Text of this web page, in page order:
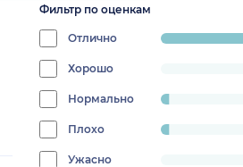
Фильтр по оценкам
Отлично
progress:
Хорошо
Нормально
Плохо
Ужасно